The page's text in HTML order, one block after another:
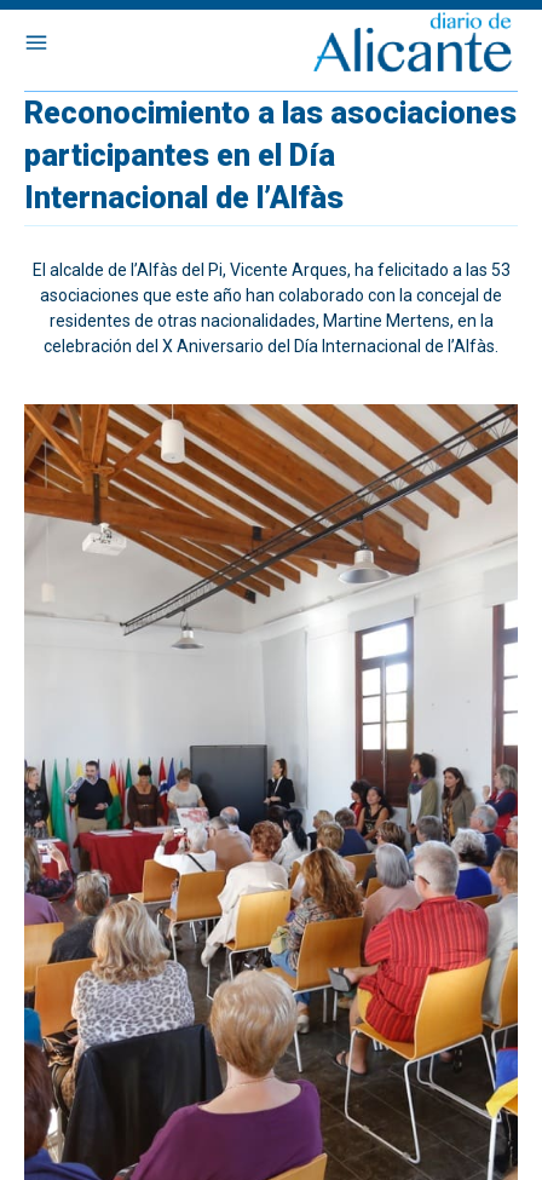
Reconocimiento a las asociaciones
participantes en el Día
Internacional de l’Alfàs
El alcalde de l’Alfàs del Pi, Vicente Arques, ha felicitado a las 53
asociaciones que este año han colaborado con la concejal de
residentes de otras nacionalidades, Martine Mertens, en la
celebración del X Aniversario del Día Internacional de l’Alfàs.